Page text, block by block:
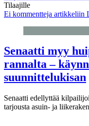
Tilaajille
Ei kommentteja artikkeliin
Senaatti myy
rannalta –
suunnittelukisan
Senaatti edellyttää
tarjousta asuin- ja